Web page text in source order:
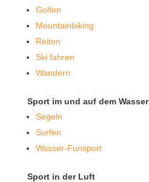
Golfen
Mountainbiking
Reiten
Ski fahren
Wandern
Sport im und auf dem Wasser
Segeln
Surfen
Wasser-Funsport
Sport in der Luft